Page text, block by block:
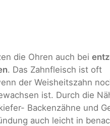
die Ohren auch bei
. Das Zahnfleisch ist oft
der Weisheitszahn
ist. Durch die
Backenzähne und
auch leicht in